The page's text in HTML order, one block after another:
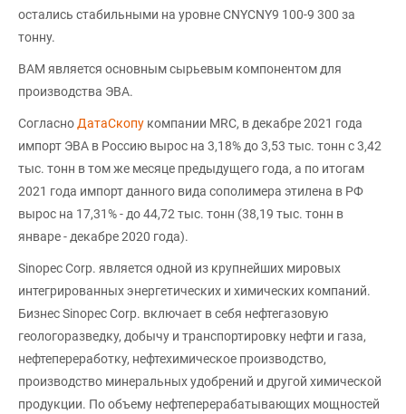
остались стабильными на уровне CNYCNY9 100-9 300 за
тонну.
ВАМ является основным сырьевым компонентом для
производства ЭВА.
Согласно ДатаСкопу компании MRC, в декабре 2021 года
импорт ЭВА в Россию вырос на 3,18% до 3,53 тыс. тонн с 3,42
тыс. тонн в том же месяце предыдущего года, а по итогам
2021 года импорт данного вида сополимера этилена в РФ
вырос на 17,31% - до 44,72 тыс. тонн (38,19 тыс. тонн в
январе - декабре 2020 года).
Sinopec Corp. является одной из крупнейших мировых
интегрированных энергетических и химических компаний.
Бизнес Sinopec Corp. включает в себя нефтегазовую
геологоразведку, добычу и транспортировку нефти и газа,
нефтепереработку, нефтехимическое производство,
производство минеральных удобрений и другой химической
продукции. По объему нефтеперерабатывающих мощностей